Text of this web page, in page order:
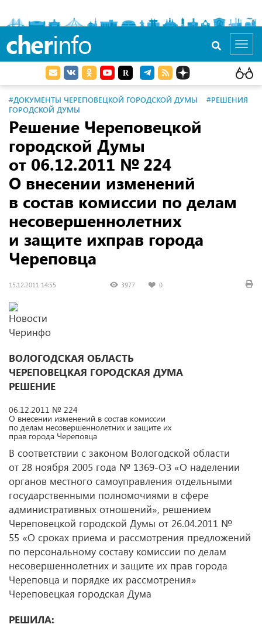
cherinfo
#ДОКУМЕНТЫ ЧЕРЕПОВЕЦКОЙ ГОРОДСКОЙ ДУМЫ
#РЕШЕНИЯ
ГОРОДСКОЙ ДУМЫ
Решение Череповецкой
городской Думы
от 06.12.2011 № 224
О внесении изменений
в состав комиссии по делам
несовершеннолетних
и защите ихправ города
Череповца
15.12.2011 14:55 3977 0
ВОЛОГОДСКАЯ ОБЛАСТЬ
ЧЕРЕПОВЕЦКАЯ ГОРОДСКАЯ ДУМА
РЕШЕНИЕ
06.12.2011 № 224
О внесении изменений в состав комиссии
по делам несовершеннолетних и защите их
прав города Череповца
В соответствии с законом Вологодской области
от 28 ноября 2005 года № 1369-ОЗ «О наделении
органов местного самоуправления отдельными
государственными полномочиями в сфере
административных отношений», решением
Череповецкой городской Думы от 26.04.2011 №
55 «О сроках приема и рассмотрения предложений
по персональному составу комиссии по делам
несовершеннолетних и защите их прав города
Череповца и порядке их рассмотрения»
Череповецкая городская Дума
РЕШИЛА: